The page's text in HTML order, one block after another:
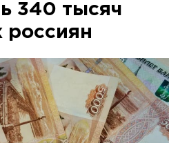
340 тысяч
россиян